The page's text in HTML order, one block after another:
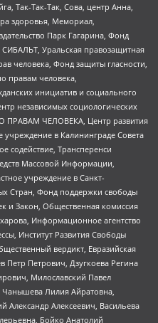
Так-Так-Так, Сова, центр Анна,
здоровья, Мемориал,
Парк Гагарина, Фонд
Уральская правозащитная
человека, Фонд защиты гласности,
правам человека,
инициатив и социального
независимых социологических
ПРАВАМ ЧЕЛОВЕКА, Центр развития
в Калининграде Совета
содействие, Трансперенси
Массовой Информации,
учреждение в Санкт-
Стран, Фонд поддержки свободы
и Закон, Общественная комиссия
Информационное агентство
Институт Развития Свободы
вердикт, Евразийская
Петр Петрович, Дзугкоева Регина
Милославский Павел
Лилия Айратовна,
Александр Алексеевич, Васильева
Бойко Анатолий